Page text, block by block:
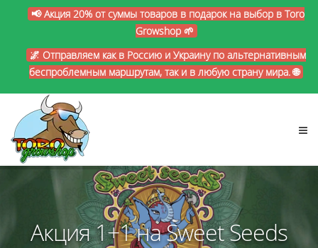
📢 Акция 20% от суммы товаров в подарок на выбор в Toro
Growshop 🌱
🌌 Отправляем как в Россию и Украину по альтернативным
беспроблемным маршрутам, так и в любую страну мира. 🌐
Акция 1+1 на Sweet Seeds